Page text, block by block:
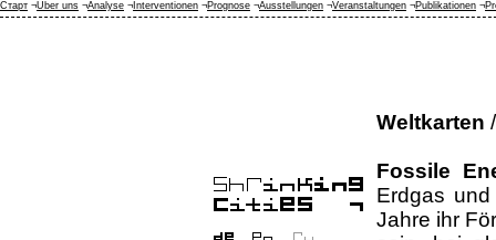
Weltkarten
Fossile
Erdgas
Jahre ihr
Старт ¬Über uns ¬Analyse ¬ Interventionen ¬Prognose ¬Ausstellungen ¬Veranstaltungen ¬Publikationen ¬